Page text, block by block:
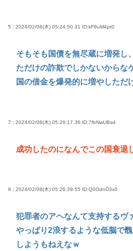
5 : 2024/02/08(木) 05:24:50.31 ID:kF8uM4pt0
そもそも国債を無尽蔵に増発し
ただけの詐欺でしかないからな
国の借金を爆発的に増やしただ
7 : 2024/02/08(木) 05:26:17.36 ID:7fbNwUBsd
成功したのになんでこの国衰退
8 : 2024/02/08(木) 05:26:39.55 ID:Q0OdnD3x0
犯罪者のアヘなんて支持するヴ
やっぱり2浪するような低脳で
しようもねえなｗ